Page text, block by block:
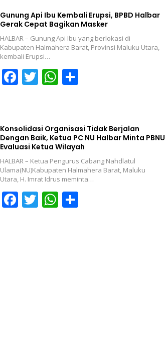
b
o
o
k
er s
A
p
p
e
Gunung Api Ibu Kembali Erupsi, BPBD Halbar
Gerak Cepat Bagikan Masker
HALBAR – Gunung Api Ibu yang berlokasi di
Kabupaten Halmahera Barat, Provinsi Maluku Utara,
kembali Erupsi…
F
b
o
o
k
T
er
W
s
A
p
p
S
e
Konsolidasi Organisasi Tidak Berjalan
Dengan Baik, Ketua PC NU Halbar Minta PBNU
Evaluasi Ketua Wilayah
HALBAR – Ketua Pengurus Cabang Nahdlatul
Ulama(NU)Kabupaten Halmahera Barat, Maluku
Utara, H. Imrat Idrus meminta…
F T W S